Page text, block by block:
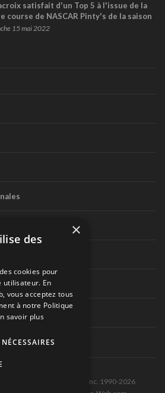
satisfait d'un Top 5 à l'issue de la
course de NASCAR Pinty's de la saison
15 mai 2022
Éditions Pole-Position inc. 1990-2026
×
des
cookies pour
utilisateur. En
vous acceptez tous
à notre Politique
savoir plus